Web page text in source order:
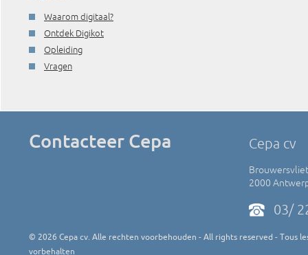
Waarom digitaal?
Ontdek Digikot
Opleiding
Vragen
Contacteer Cepa Cepa cv
2000
03/
© 2026 Cepa cv. Alle rechten voorbehouden - All rights reserved - Tous
vorbehalten